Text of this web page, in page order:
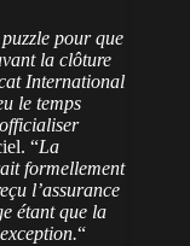
pour que
la clôture
International
le temps
“La
formellement
l’assurance
étant que la
“